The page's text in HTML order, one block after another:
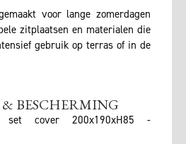
voor lange zomerdagen
zitplaatsen en materialen die
gebruik op terras of in de
BESCHERMING
set cover 200x190xH85 -